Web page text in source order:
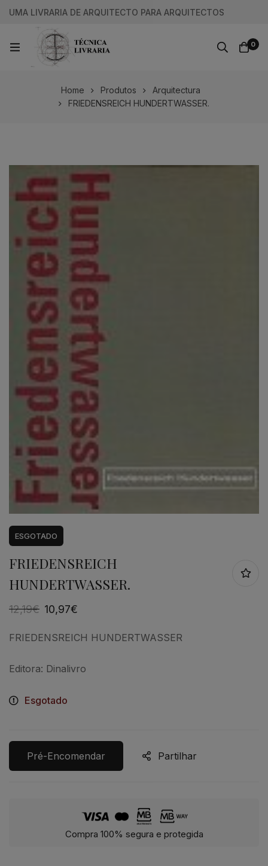
UMA LIVRARIA DE ARQUITECTO PARA ARQUITECTOS
0
Home Produtos
Arquitectura
FRIEDENSREICH HUNDERTWASSER.
ESGOTADO
FRIEDENSREICH
HUNDERTWASSER.
12,19€ 10,97€
FRIEDENSREICH HUNDERTWASSER
Editora: Dinalivro
Esgotado
Pré-Encomendar Partilhar
Compra 100% segura e protegida